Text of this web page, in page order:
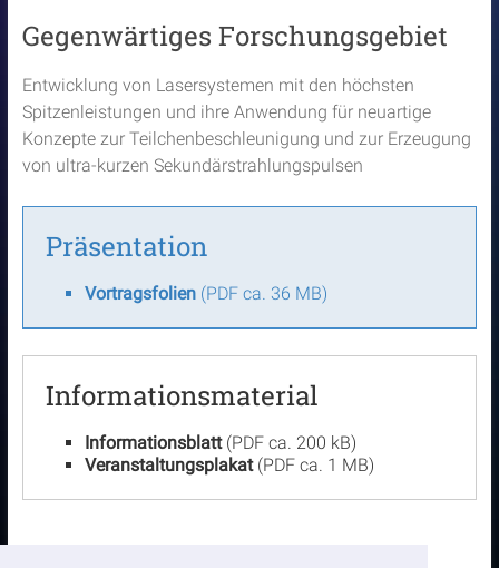
Gegenwärtiges Forschungsgebiet
Entwicklung von Lasersystemen mit den höchsten
Spitzenleistungen und ihre Anwendung für neuartige
Konzepte zur Teilchenbeschleunigung und zur Erzeugung
von ultra-kurzen Sekundärstrahlungspulsen
Präsentation
Vortragsfolien(PDF ca. 36 MB)
Informationsmaterial
Informationsblatt(PDF ca. 200 kB)
Veranstaltungsplakat(PDF ca. 1 MB)